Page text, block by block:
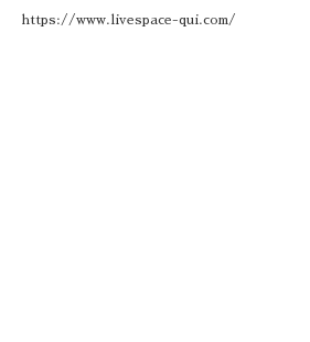
https://www.livespace-qui.com/